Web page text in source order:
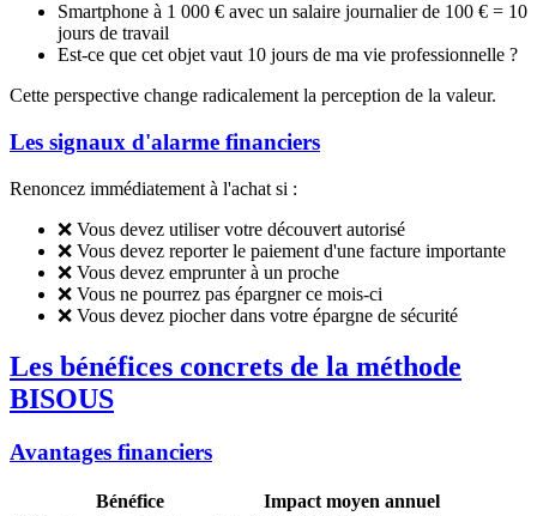
Smartphone à 1 000 € avec un salaire journalier de 100 € = 10
jours de travail
Est-ce que cet objet vaut 10 jours de ma vie professionnelle ?
Cette perspective change radicalement la perception de la valeur.
Les signaux d'alarme financiers
Renoncez immédiatement à l'achat si :
❌ Vous devez utiliser votre découvert autorisé
❌ Vous devez reporter le paiement d'une facture importante
❌ Vous devez emprunter à un proche
❌ Vous ne pourrez pas épargner ce mois-ci
❌ Vous devez piocher dans votre épargne de sécurité
Les bénéfices concrets de la méthode
BISOUS
Avantages financiers
Bénéfice
Impact moyen annuel